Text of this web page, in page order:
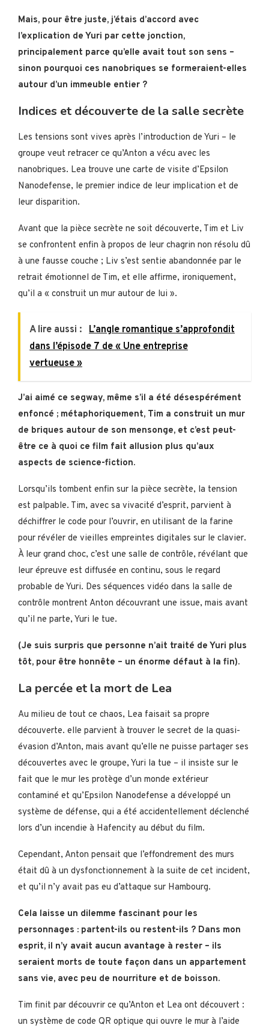
Mais, pour être juste, j’étais d’accord avec
l’explication de Yuri par cette jonction,
principalement parce qu’elle avait tout son sens –
sinon pourquoi ces nanobriques se formeraient-elles
autour d’un immeuble entier ?
Indices et découverte de la salle secrète
Les tensions sont vives après l’introduction de Yuri – le
groupe veut retracer ce qu’Anton a vécu avec les
nanobriques. Lea trouve une carte de visite d’Epsilon
Nanodefense, le premier indice de leur implication et de
leur disparition.
Avant que la pièce secrète ne soit découverte, Tim et Liv
se confrontent enfin à propos de leur chagrin non résolu dû
à une fausse couche ; Liv s’est sentie abandonnée par le
retrait émotionnel de Tim, et elle affirme, ironiquement,
qu’il a « construit un mur autour de lui ».
A lire aussi :
L’angle romantique s’approfondit
dans l’épisode 7 de « Une entreprise
vertueuse »
J’ai aimé ce segway, même s’il a été désespérément
enfoncé ; métaphoriquement, Tim a construit un mur
de briques autour de son mensonge, et c’est peut-
être ce à quoi ce film fait allusion plus qu’aux
aspects de science-fiction.
Lorsqu’ils tombent enfin sur la pièce secrète, la tension
est palpable. Tim, avec sa vivacité d’esprit, parvient à
déchiffrer le code pour l’ouvrir, en utilisant de la farine
pour révéler de vieilles empreintes digitales sur le clavier.
À leur grand choc, c’est une salle de contrôle, révélant que
leur épreuve est diffusée en continu, sous le regard
probable de Yuri. Des séquences vidéo dans la salle de
contrôle montrent Anton découvrant une issue, mais avant
qu’il ne parte, Yuri le tue.
(Je suis surpris que personne n’ait traité de Yuri plus
tôt, pour être honnête – un énorme défaut à la fin).
La percée et la mort de Lea
Au milieu de tout ce chaos, Lea faisait sa propre
découverte. elle parvient à trouver le secret de la quasi-
évasion d’Anton, mais avant qu’elle ne puisse partager ses
découvertes avec le groupe, Yuri la tue – il insiste sur le
fait que le mur les protège d’un monde extérieur
contaminé et qu’Epsilon Nanodefense a développé un
système de défense, qui a été accidentellement déclenché
lors d’un incendie à Hafencity au début du film.
Cependant, Anton pensait que l’effondrement des murs
était dû à un dysfonctionnement à la suite de cet incident,
et qu’il n’y avait pas eu d’attaque sur Hambourg.
Cela laisse un dilemme fascinant pour les
personnages : partent-ils ou restent-ils ? Dans mon
esprit, il n’y avait aucun avantage à rester – ils
seraient morts de toute façon dans un appartement
sans vie, avec peu de nourriture et de boisson.
Tim finit par découvrir ce qu’Anton et Lea ont découvert :
un système de code QR optique qui ouvre le mur à l’aide